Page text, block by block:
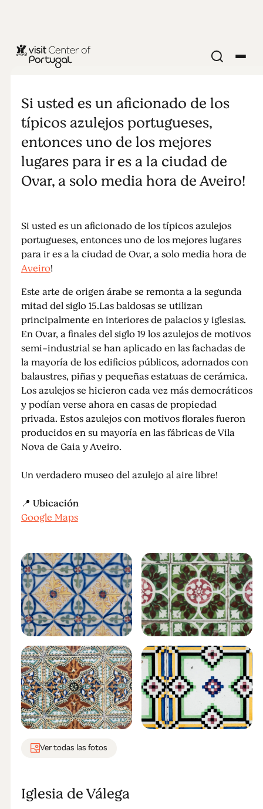
Ovar
Si usted es un aficionado de los
típicos azulejos portugueses,
entonces uno de los mejores
lugares para ir es a la ciudad de
Ovar, a solo media hora de Aveiro!
Si usted es un aficionado de los típicos azulejos
portugueses, entonces uno de los mejores lugares
para ir es a la ciudad de Ovar, a solo media hora de
Aveiro!
Este arte de origen árabe se remonta a la segunda
mitad del siglo 15.Las baldosas se utilizan
principalmente en interiores de palacios y iglesias.
En Ovar, a finales del siglo 19 los azulejos de motivos
semi-industrial se han aplicado en las fachadas de
la mayoría de los edificios públicos, adornados con
balaustres, piñas y pequeñas estatuas de cerámica.
Los azulejos se hicieron cada vez más democráticos
y podían verse ahora en casas de propiedad
privada. Estos azulejos con motivos florales fueron
producidos en su mayoría en las fábricas de Vila
Nova de Gaia y Aveiro.
Un verdadero museo del azulejo al aire libre!
📍 Ubicación
Google Maps
Ver todas las fotos
Iglesia de Válega